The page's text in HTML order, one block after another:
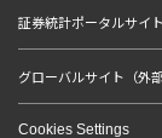
証券統計ポータルサイ
グローバルサイト（外部
Cookies Settings